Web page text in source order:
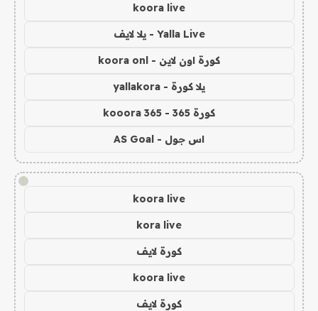
koora live
Yalla Live - يلا لايف
كورة اون لاين - koora onl
يلا كورة - yallakora
كورة 365 - kooora 365
اس جول - AS Goal
!
koora live
kora live
كورة لايف
koora live
كورة لايف